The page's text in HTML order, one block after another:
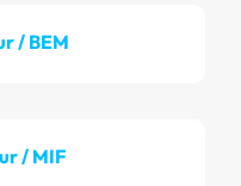
/ BEM
/ MIF